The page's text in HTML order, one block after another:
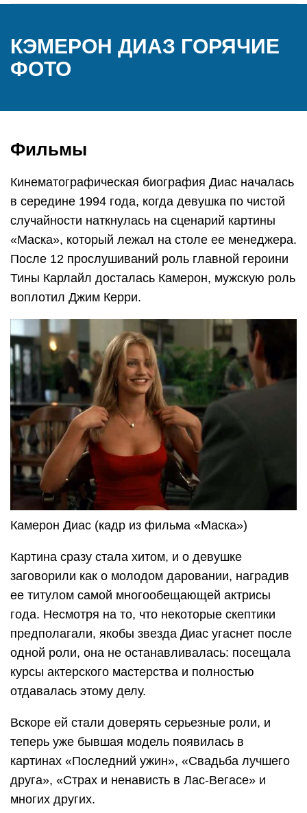
КЭМЕРОН ДИАЗ ГОРЯЧИЕ
ФОТО
Фильмы
Кинематографическая биография Диас началась
в середине 1994 года, когда девушка по чистой
случайности наткнулась на сценарий картины
«Маска», который лежал на столе ее менеджера.
После 12 прослушиваний роль главной героини
Тины Карлайл досталась Камерон, мужскую роль
воплотил Джим Керри.
Камерон Диас (кадр из фильма «Маска»)
Картина сразу стала хитом, и о девушке
заговорили как о молодом даровании, наградив
ее титулом самой многообещающей актрисы
года. Несмотря на то, что некоторые скептики
предполагали, якобы звезда Диас угаснет после
одной роли, она не останавливалась: посещала
курсы актерского мастерства и полностью
отдавалась этому делу.
Вскоре ей стали доверять серьезные роли, и
теперь уже бывшая модель появилась в
картинах «Последний ужин», «Свадьба лучшего
друга», «Страх и ненависть в Лас-Вегасе» и
многих других.